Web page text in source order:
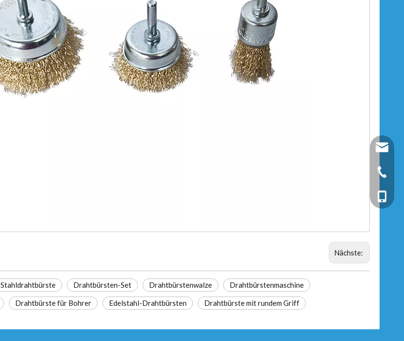
Nächste:
Stahldrahtbürste Drahtbürsten-Set Drahtbürstenwalze Drahtbürstenmaschine
Drahtbürste für Bohrer Edelstahl-Drahtbürsten Drahtbürste mit rundem Griff
+86-25-